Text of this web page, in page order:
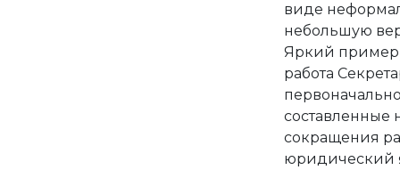
виде
небольшую
Яркий пример
работа
сокращения
юридический